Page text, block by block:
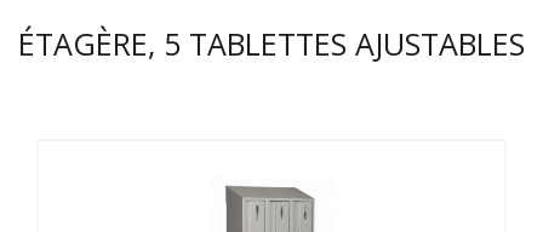
ÉTAGÈRE, 5 TABLETTES AJUSTABLES